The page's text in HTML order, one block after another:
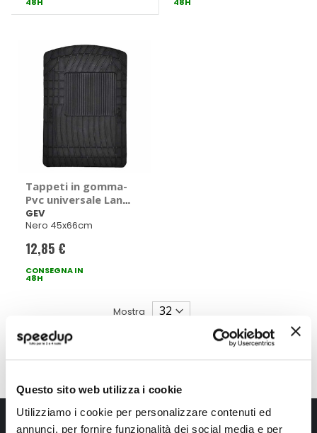
Questo sito web utilizza i cookie
Utilizziamo i cookie per personalizzare contenuti ed
annunci, per fornire funzionalità dei social media e per
48H 48H
Tappeti in gomma-
Pvc universale Land
- GEV
GEV
Nero 45x66cm
12,85 €
CONSEGNA IN
48H
Mostra
Iscriviti alla newsletter Speedup